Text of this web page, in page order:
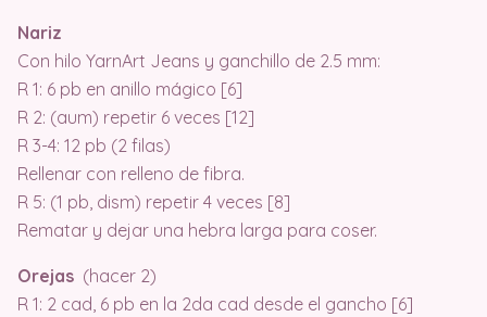
Nariz
Con hilo YarnArt Jeans y ganchillo de 2.5 mm:
R 1: 6 pb en anillo mágico [6]
R 2: (aum) repetir 6 veces [12]
R 3-4: 12 pb (2 filas)
Rellenar con relleno de fibra.
R 5: (1 pb, dism) repetir 4 veces [8]
Rematar y dejar una hebra larga para coser.
Orejas (hacer 2)
R 1: 2 cad, 6 pb en la 2da cad desde el gancho [6]